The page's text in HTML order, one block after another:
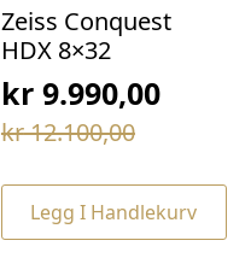
Zeiss Conquest
HDX 8×32
kr12.100,00
Opprinnelig
var:
kr 12.100,00.
kr9.990,00
Nåværende
er:
kr 9.990,00.
Legg I Handlekurv